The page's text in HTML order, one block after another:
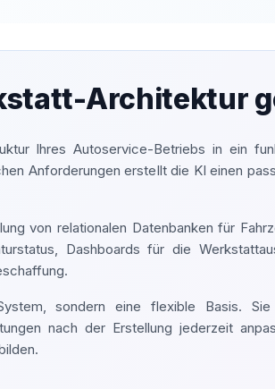
Architektur
Ihres Autoservice-Betriebs in ein
Anforderungen erstellt die KI einen
von relationalen Datenbanken für
Dashboards für die
sondern eine flexible Basis. Sie
nach der Erstellung jederzeit